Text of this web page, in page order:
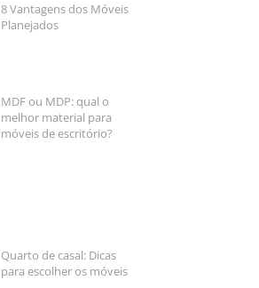
8 Vantagens dos Móveis
Planejados
MDF ou MDP: qual o
melhor material para
móveis de escritório?
Quarto de casal: Dicas
para escolher os móveis